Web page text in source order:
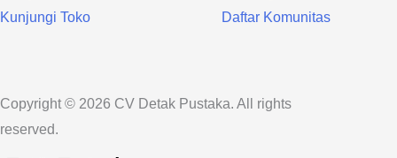
Kunjungi Toko
Daftar Komunitas
Copyright © 2026 CV Detak Pustaka. All rights
reserved.